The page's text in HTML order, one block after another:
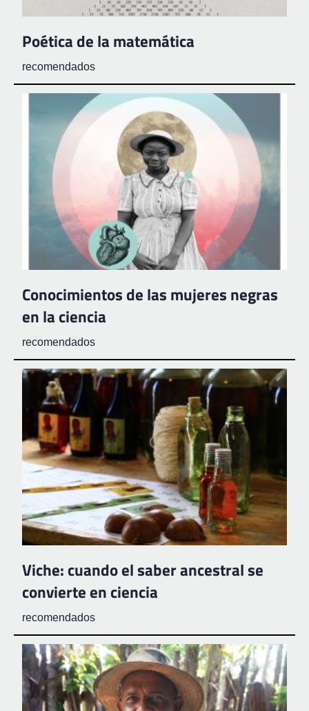
Poética de la matemática
recomendados
Conocimientos de las mujeres negras
en la ciencia
recomendados
Viche: cuando el saber ancestral se
convierte en ciencia
recomendados